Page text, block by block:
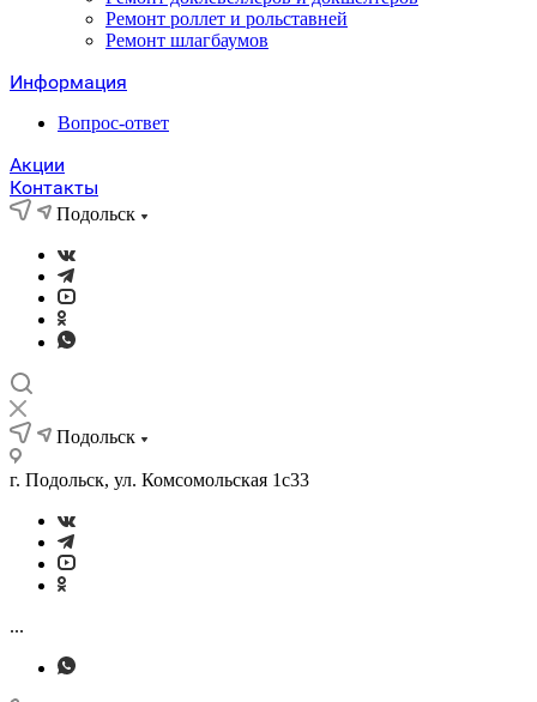
Ремонт роллет и рольставней
Ремонт шлагбаумов
Информация
Вопрос-ответ
Акции
Контакты
Подольск
Подольск
г. Подольск, ул. Комсомольская 1с33
...